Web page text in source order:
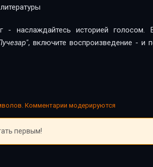
- наслаждайтесь историей голосом.
, включите воспроизведение - и
Комментарии модерируются
первым!